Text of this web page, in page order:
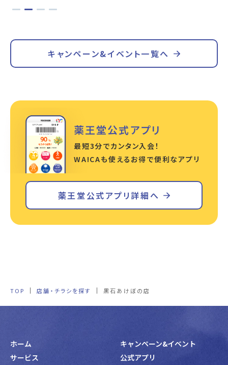
キャンペーン&イベント一覧へ
薬王堂公式アプリ
最短3分でカンタン入会！
WA!CAも使えるお得で便利なアプリ
薬王堂公式アプリ詳細へ
TOP 店舗・チラシを探す 黒石あけぼの店
ホーム
キャンペーン&イベント
サービス
公式アプリ